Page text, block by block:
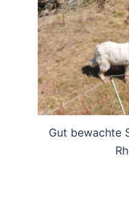
Gut bewachte